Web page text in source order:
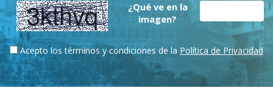
¿Qué ve en la
imagen?
Acepto los términos y condiciones de la Política de Privacidad